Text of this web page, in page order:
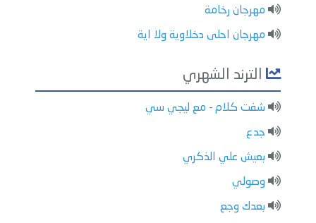
مهرجان رخامة
مهرجان احلى دخلاوية ولا اية
الترند الشهري
شفت كلام - مع ليجي سي
جدع
بعيش علي الذكري
وصولي
بعدك وجع